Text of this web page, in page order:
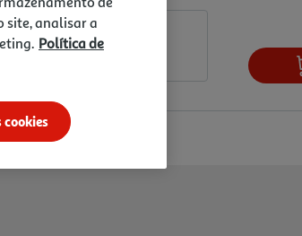
site, analisar a
Política de
cookies